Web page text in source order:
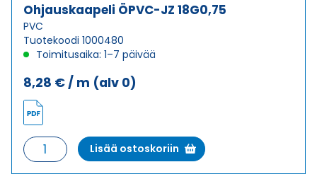
Ohjauskaapeli ÖPVC-JZ 18G0,75
PVC
Tuotekoodi 1000480
Toimitusaika: 1–7 päivää
8,28 € / m (alv 0)
Ohjauskaapeli
ÖPVC-
JZ
Lisää ostoskoriin